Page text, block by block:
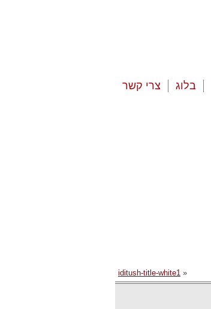
בלוג צרי קשר
«
iditush-title-white1